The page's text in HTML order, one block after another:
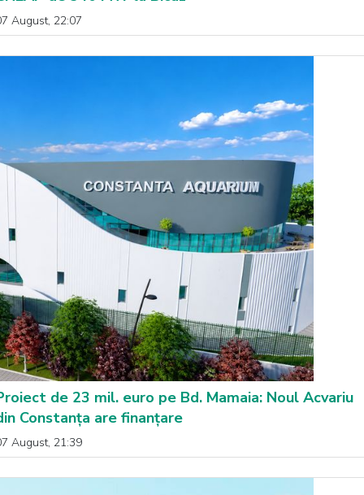
August, 22:07
de 23 mil. euro pe Bd. Mamaia: Noul Acvariu
Constanța are finanțare
August, 21:39